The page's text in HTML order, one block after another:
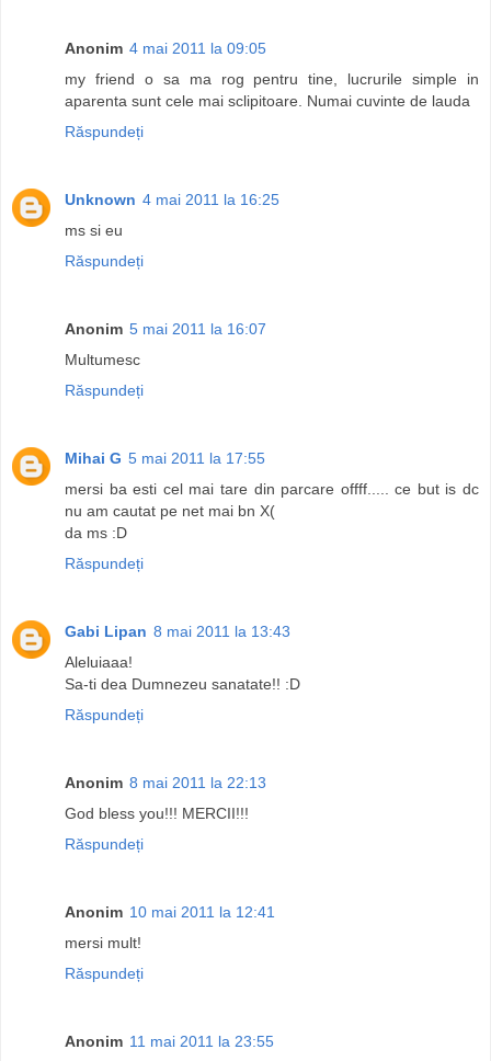
Anonim 4 mai 2011 la 09:05
my friend o sa ma rog pentru tine, lucrurile simple in
aparenta sunt cele mai sclipitoare. Numai cuvinte de lauda
Răspundeți
Unknown 4 mai 2011 la 16:25
ms si eu
Răspundeți
Anonim 5 mai 2011 la 16:07
Multumesc
Răspundeți
Mihai G 5 mai 2011 la 17:55
mersi ba esti cel mai tare din parcare offff..... ce but is dc
nu am cautat pe net mai bn X(
da ms :D
Răspundeți
Gabi Lipan 8 mai 2011 la 13:43
Aleluiaaa!
Sa-ti dea Dumnezeu sanatate!! :D
Răspundeți
Anonim 8 mai 2011 la 22:13
God bless you!!! MERCII!!!
Răspundeți
Anonim 10 mai 2011 la 12:41
mersi mult!
Răspundeți
Anonim 11 mai 2011 la 23:55